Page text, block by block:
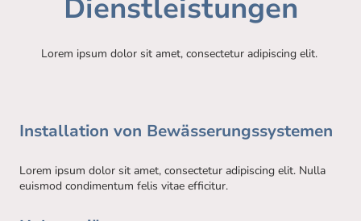
Dienstleistungen
Lorem ipsum dolor sit amet, consectetur adipiscing elit.
Installation von Bewässerungssystemen
Lorem ipsum dolor sit amet, consectetur adipiscing elit. Nulla
euismod condimentum felis vitae efficitur.